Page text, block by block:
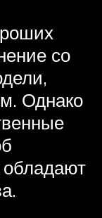
со
Однако
обладают